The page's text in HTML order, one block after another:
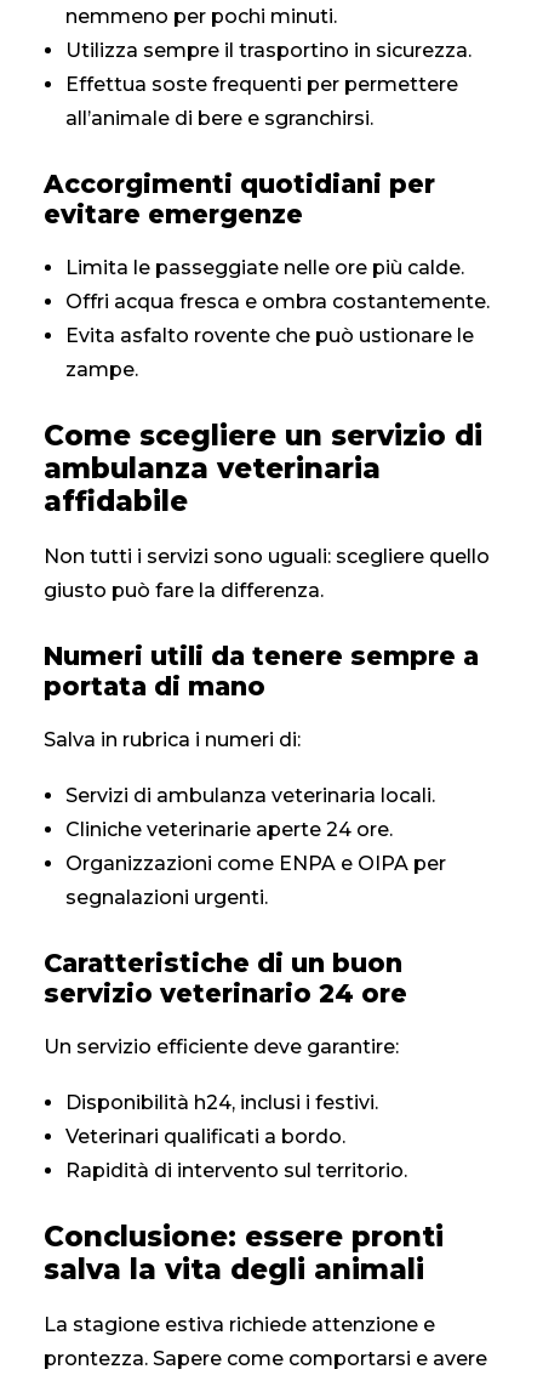
nemmeno per pochi minuti.
Utilizza sempre il trasportino in sicurezza.
Effettua soste frequenti per permettere
all’animale di bere e sgranchirsi.
Accorgimenti quotidiani per
evitare emergenze
Limita le passeggiate nelle ore più calde.
Offri acqua fresca e ombra costantemente.
Evita asfalto rovente che può ustionare le
zampe.
Come scegliere un servizio di
ambulanza veterinaria
affidabile
Non tutti i servizi sono uguali: scegliere quello
giusto può fare la differenza.
Numeri utili da tenere sempre a
portata di mano
Salva in rubrica i numeri di:
Servizi di ambulanza veterinaria locali.
Cliniche veterinarie aperte 24 ore.
Organizzazioni come ENPA e OIPA per
segnalazioni urgenti.
Caratteristiche di un buon
servizio veterinario 24 ore
Un servizio efficiente deve garantire:
Disponibilità h24, inclusi i festivi.
Veterinari qualificati a bordo.
Rapidità di intervento sul territorio.
Conclusione: essere pronti
salva la vita degli animali
La stagione estiva richiede attenzione e
prontezza. Sapere come comportarsi e avere